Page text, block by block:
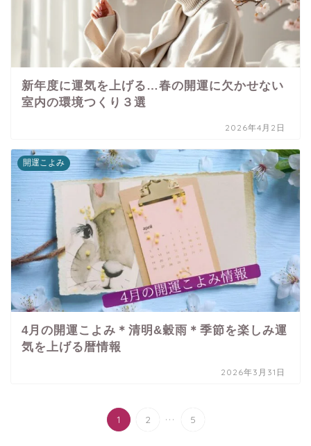
新年度に運気を上げる…春の開運に欠かせない
室内の環境つくり３選
2026年4月2日
開運こよみ
4月の開運こよみ＊清明&穀雨＊季節を楽しみ運
気を上げる暦情報
2026年3月31日
1 2 ... 5